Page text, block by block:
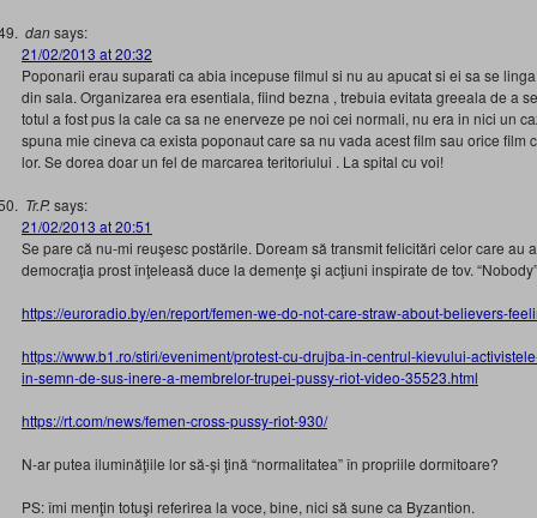
dansays:
21/02/2013 at 20:32
Poponarii erau suparati ca abia incepuse filmul si nu au apucat si ei sa se
din sala. Organizarea era esentiala, fiind bezna , trebuia evitata greeala de a
totul a fost pus la cale ca sa ne enerveze pe noi cei normali, nu era in nici un
spuna mie cineva ca exista poponaut care sa nu vada acest film sau orice film
lor. Se dorea doar un fel de marcarea teritoriului . La spital cu voi!
Tr.P. says:
21/02/2013 at 20:51
Se pare că nu-mi reuşesc postările. Doream să transmit felicitări celor care au
democraţia prost înţeleasă duce la demenţe şi acţiuni inspirate de tov.
https://euroradio.by/en/report/femen-we-do-not-care-straw-about-believers-
https://www.b1.ro/stiri/eveniment/protest-cu-drujba-in-centrul-kievului-
in-semn-de-sus-inere-a-membrelor-trupei-pussy-riot-video-35523.html
https://rt.com/news/femen-cross-pussy-riot-930/
N-ar putea iluminăţiile lor să-şi ţină “normalitatea” în propriile dormitoare?
PS: îmi menţin totuşi referirea la voce, bine, nici să sune ca Byzantion.